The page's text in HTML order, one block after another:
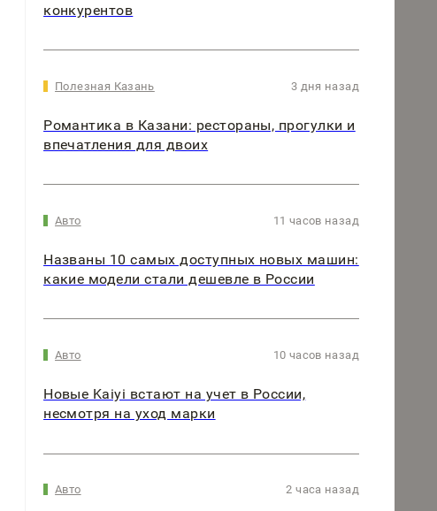
конкурентов
Полезная Казань 3 дня назад
Романтика в Казани: рестораны, прогулки и
впечатления для двоих
Авто 11 часов назад
Названы 10 самых доступных новых машин:
какие модели стали дешевле в России
Авто 10 часов назад
Новые Kaiyi встают на учет в России,
несмотря на уход марки
Авто 2 часа назад